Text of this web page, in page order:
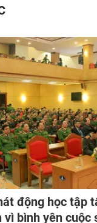
động học tập
bình yên cuộc